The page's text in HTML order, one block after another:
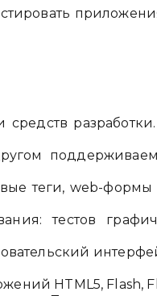
разработки.
теги, web-
тестов
HTML5, Flash,